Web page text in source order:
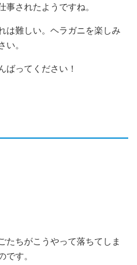
されたようですね。
は難しい。ヘラガニを楽しみ
い。
ばってください！
たちがこうやって落ちてしま
です。